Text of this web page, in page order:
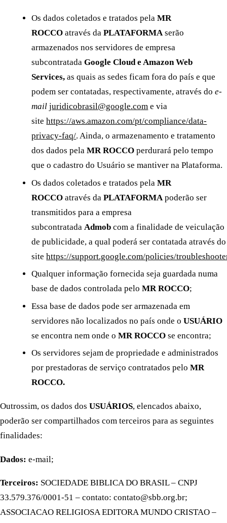
Os dados coletados e tratados pelaMR
ROCCOatravés daPLATAFORMAserão
armazenados nos servidores de empresa
subcontratadaGoogle Cloud e Amazon Web
Services, as quais as sedes ficam fora do país e que
podem ser contatadas, respectivamente, através doe-
mailjuridicobrasil@google.com e via
sitehttps://aws.amazon.com/pt/compliance/data-
privacy-faq/. Ainda, o armazenamento e tratamento
dos dados pelaMR ROCCOperdurará pelo tempo
que o cadastro do Usuário se mantiver na Plataforma.
Os dados coletados e tratados pelaMR
ROCCO através daPLATAFORMA poderão ser
transmitidos para a empresa
subcontratada Admob com a finalidade de veiculação
de publicidade, a qual poderá ser contatada através do
sitehttps://support.google.com/policies/
Qualquer informação fornecida seja guardada numa
base de dados controlada peloMR ROCCO;
Essa base de dados pode ser armazenada em
servidores não localizados no país onde oUSUÁRIO
se encontra nem onde oMR ROCCO se encontra;
Os servidores sejam de propriedade e administrados
por prestadoras de serviço contratados peloMR
ROCCO.
Outrossim, os dados dos USUÁRIOS, elencados abaixo,
poderão ser compartilhados com terceiros para as seguintes
finalidades:
Dados: e-mail;
Terceiros: SOCIEDADE BIBLICA DO BRASIL – CNPJ
33.579.376/0001-51 – contato: contato@sbb.org.br;
ASSOCIACAO RELIGIOSA EDITORA MUNDO CRISTAO –